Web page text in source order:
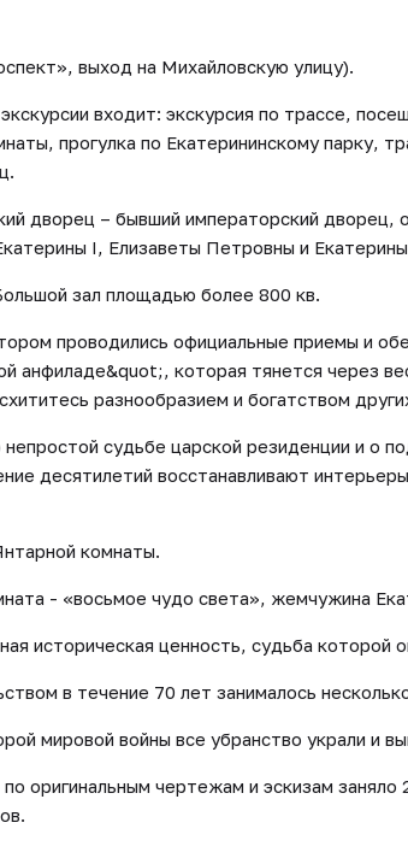
выход на Михайловскую улицу).
входит: экскурсия по трассе,
прогулка по Екатерининскому парку,
дворец – бывший императорский дворец,
I, Елизаветы Петровны и
зал площадью более 800 кв.
проводились официальные приемы и
анфиладе&quot;, которая тянется через
разнообразием и богатством
судьбе царской резиденции и о
десятилетий восстанавливают
комнаты.
- «восьмое чудо света», жемчужина
историческая ценность, судьба которой
в течение 70 лет занималось
мировой войны все убранство украли и
оригинальным чертежам и эскизам